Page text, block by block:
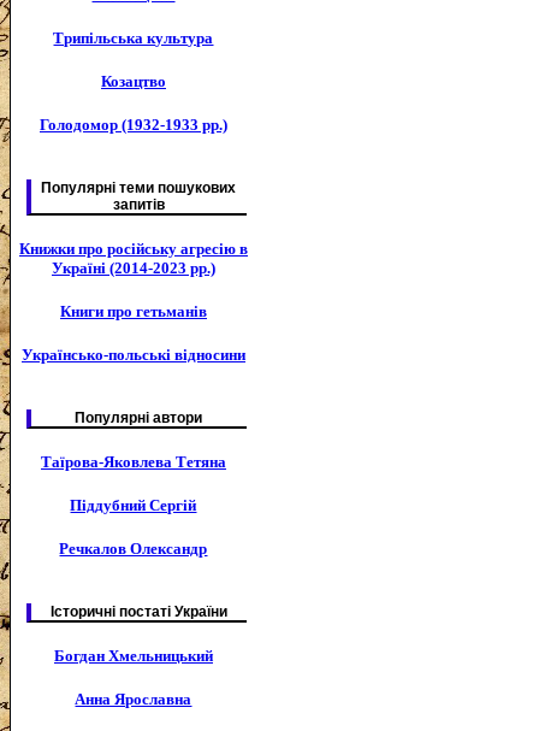
Трипільська культура
Козацтво
Голодомор (1932-1933 рр.)
Популярні теми пошукових
запитів
Книжки про російську агресію в
Україні (2014-2023 рр.)
Книги про гетьманів
Українсько-польські відносини
Популярні автори
Таїрова-Яковлева Тетяна
Піддубний Сергій
Речкалов Олександр
Історичні постаті України
Богдан Хмельницький
Анна Ярославна